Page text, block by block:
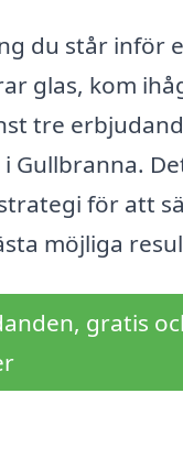
du står inför
glas, kom
tre
Gullbranna.
för att
möjliga
gratis